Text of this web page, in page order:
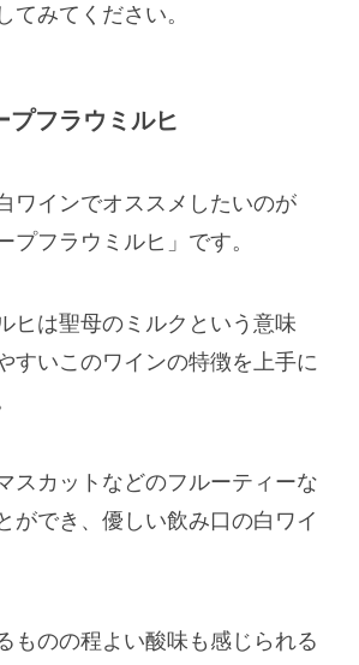
てみてください。
プフラウミルヒ
ワインでオススメしたいのが
プフラウミルヒ」です。
ヒは聖母のミルクという意味
すいこのワインの特徴を上手に
スカットなどのフルーティーな
ができ、優しい飲み口の白ワイ
ものの程よい酸味も感じられる